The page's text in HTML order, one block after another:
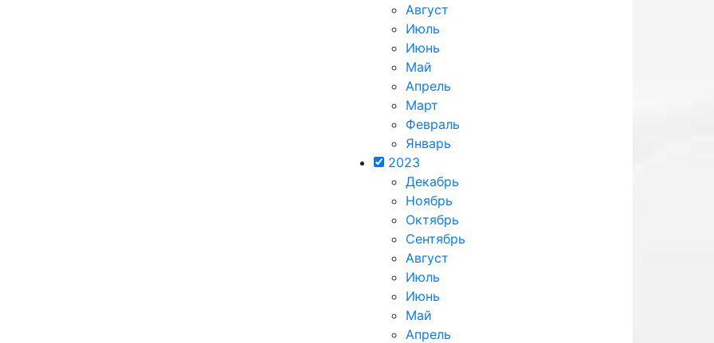
Август
Июль
Июнь
Май
Апрель
Март
Февраль
Январь
2023
Декабрь
Ноябрь
Октябрь
Сентябрь
Август
Июль
Июнь
Май
Апрель